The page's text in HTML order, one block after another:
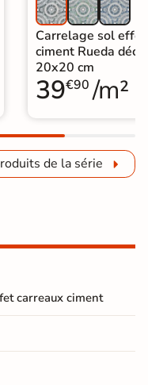
Carrelage sol
ciment Rueda
20x20 cm
39€90 /m²
de la série
carreaux ciment